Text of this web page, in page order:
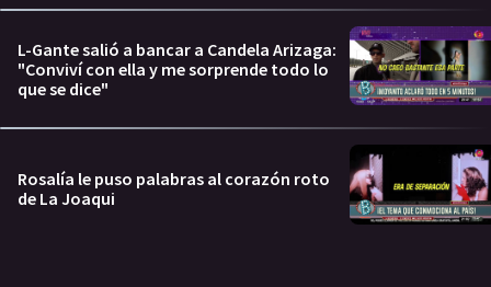
L-Gante salió a bancar a Candela Arizaga:
"Conviví con ella y me sorprende todo lo
que se dice"
Rosalía le puso palabras al corazón roto
de La Joaqui